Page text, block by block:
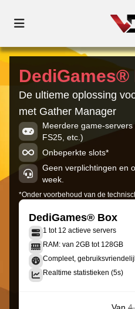
DediGames®
De ultieme oplossing
met Gather Manager
Meerdere game-
FS25, etc.)
Onbeperkte slots*
Geen verplichtingen en
week.
*Onder voorbehoud van de
DediGames® Box
1 tot 12 actieve servers
RAM: van 2GB tot 128GB
Compleet,
Realtime statistieken (5s)